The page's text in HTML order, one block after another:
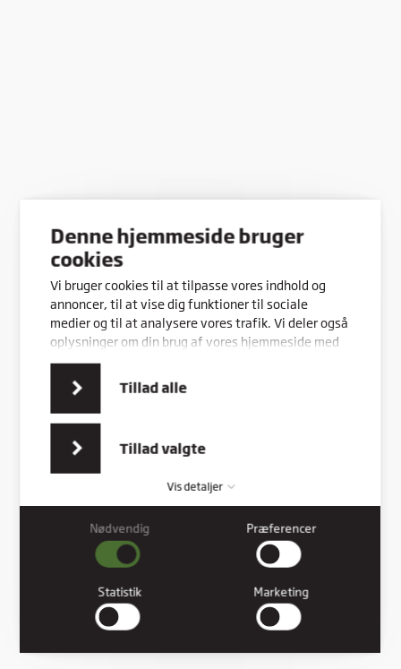
Denne hjemmeside bruger
cookies
Vi bruger cookies til at tilpasse vores indhold og
annoncer, til at vise dig funktioner til sociale
medier og til at analysere vores trafik. Vi deler også
oplysninger om din brug af vores hjemmeside med
vores partnere inden for sociale medier,
annonceringspartnere og analysepartnere. Vores
partnere kan kombinere disse data med andre
oplysninger, du har givet dem, eller som de har
Tillad valgte
Tillad alle
Vis detaljer
Nødvendig
Nødvendige cookies hjælper med at gøre en hjemmeside
brugbar ved at aktivere grundlæggende funktioner såsom
side-navigation og adgang til sikre områder af hjemmesiden.
Hjemmesiden kan ikke fungere ordentligt uden disse cookies.
Nødvendig Præferencer
Statistik Marketing